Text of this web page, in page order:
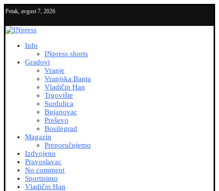
Petak, avgust 7, 2026
Info
INpress shorts
Gradovi
Vranje
Vranjska Banja
Vladičin Han
Trgovište
Surdulica
Bujanovac
Preševo
Bosilegrad
Magazin
Preporučujemo
Izdvojeno
Pravoslavac
No comment
Sportisimo
Vladičin Han